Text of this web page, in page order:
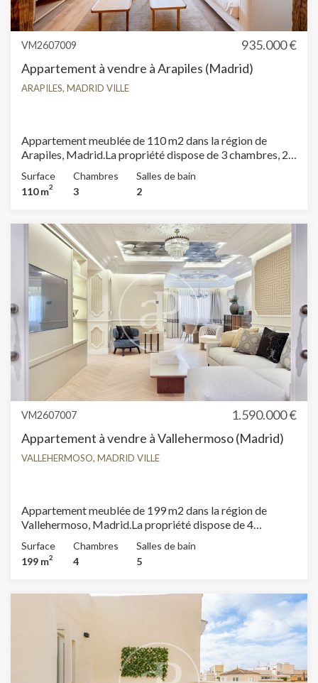
VM2607009
935.000 €
Appartement à vendre à Arapiles (Madrid)
ARAPILES, MADRID VILLE
Appartement meublée de 110 m2 dans la région de
Arapiles, Madrid.La propriété dispose de 3 chambres, 2
buanderie, balcon, chauffage et salle de stockage.
Surface
110 m2
Chambres
3
Salles de bain
2
VM2607007
1.590.000 €
Appartement à vendre à Vallehermoso (Madrid)
VALLEHERMOSO, MADRID VILLE
Appartement meublée de 199 m2 dans la région de
Vallehermoso, Madrid.La propriété dispose de 4
intégrées, buanderie, chauffage et salle de stockage.
Surface
199 m2
Chambres
4
Salles de bain
5